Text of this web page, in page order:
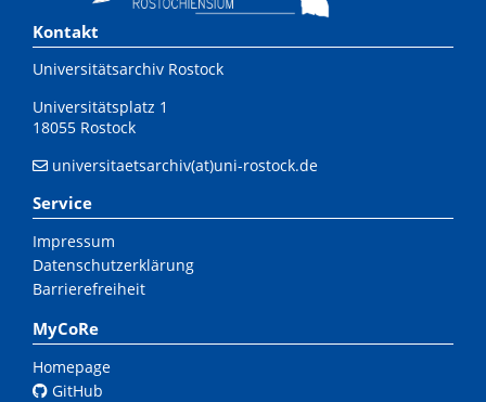
Kontakt
Universitätsarchiv Rostock
Universitätsplatz 1
18055 Rostock
universitaetsarchiv(at)uni-rostock.de
Service
Impressum
Datenschutzerklärung
Barrierefreiheit
MyCoRe
Homepage
GitHub